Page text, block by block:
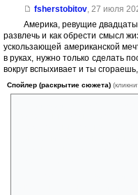
fsherstobitov, 27 июля
Америка, ревущие
развлечь и как обрести смысл
ускользающей американской
в руках, нужно только сделать
вокруг вспыхивает и ты
Спойлер (раскрытие сюжета)